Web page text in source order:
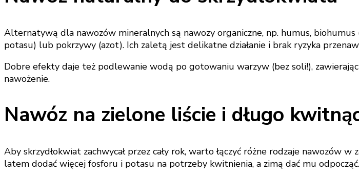
Alternatywą dla nawozów mineralnych są nawozy organiczne, np. humus,
potasu) lub pokrzywy (azot). Ich zaletą jest delikatne działanie i brak ryzyka
Dobre efekty daje też podlewanie wodą po gotowaniu warzyw (bez soli!),
nawożenie.
Nawóz na zielone liście i długo
Aby skrzydłokwiat zachwycał przez cały rok, warto łączyć różne rodzaje nawozów
latem dodać więcej fosforu i potasu na potrzeby kwitnienia, a zimą dać mu odpocząć.